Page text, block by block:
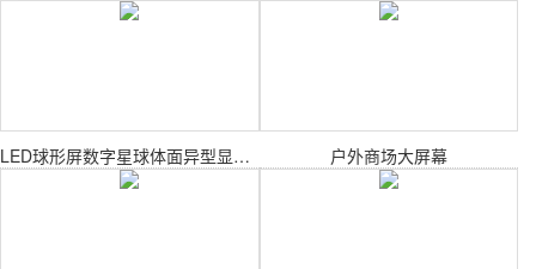
LED球形屏数字星球体面异型显示屏 户外商场大屏幕